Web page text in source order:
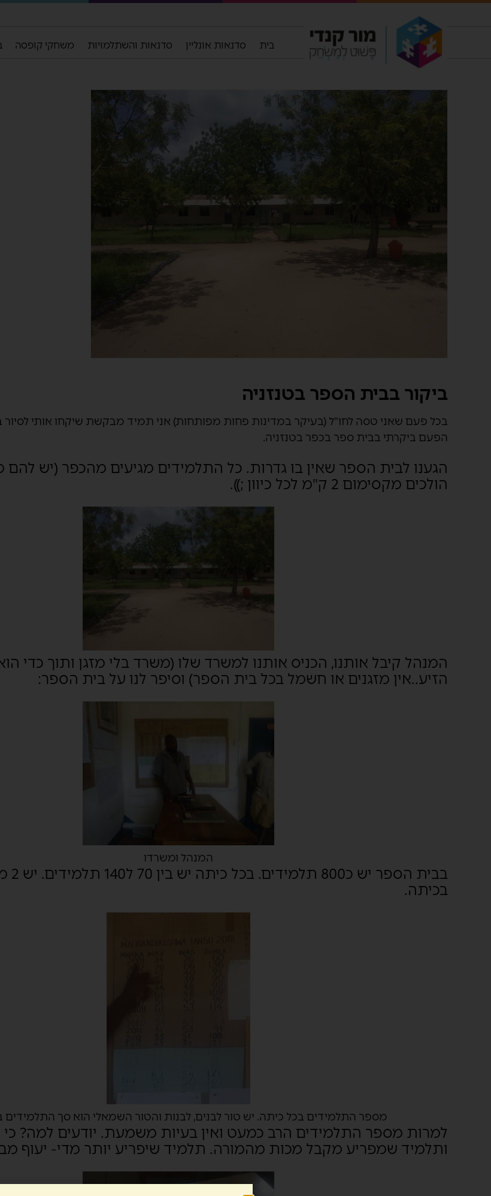
בית סדנאות אונליין סדנאות והשתלמויות משחקי קופסה
ביקור בבית הספר בטנזניה
בכל פעם שאני טסה לחו"ל (בעיקר במדינות פחות מפותחות) אני תמיד מבקשת שיקחו אותי
הפעם ביקרתי בבית ספר בכפר בטנזניה.
הגענו לבית הספר שאין בו גדרות. כל התלמידים מגיעים מהכפר (יש להם
הולכים מקסימום 2 ק"מ לכל כיוון ;)).
המנהל קיבל אותנו, הכניס אותנו למשרד שלו (משרד בלי מזגן ותוך כדי
הזיע..אין מזגנים או חשמל בכל בית הספר) וסיפר לנו על בית הספר:
המנהל ומשרדו
בבית
בכיתה.
מספר התלמידים בכל כיתה. יש טור לבנים, לבנות והטור השמאלי הוא סך התלמידים
למרות מספר התלמידים הרב כמעט ואין בעיות משמעת. יודעים למה?
ותלמיד שמפריע מקבל מכות מהמורה. תלמיד שיפריע יותר מדי- יעוף